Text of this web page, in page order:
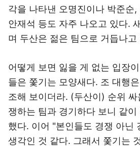
각을 나타낸 오명진이나 박준순
안재석 등도 자주 나오고 있다.
며 두산은 젊은 팀으로 거듭나고
어떻게 보면 잃을 게 없는 입장
들은 쫓기는 모양새다. 조 대행
조해 보이더라. (두산이) 순위
쟁하는 팀과 경기하다 보니 같
했다. 이어 "본인들도 경쟁 아닌
생각인 것 같다. 그래서 쫓기는